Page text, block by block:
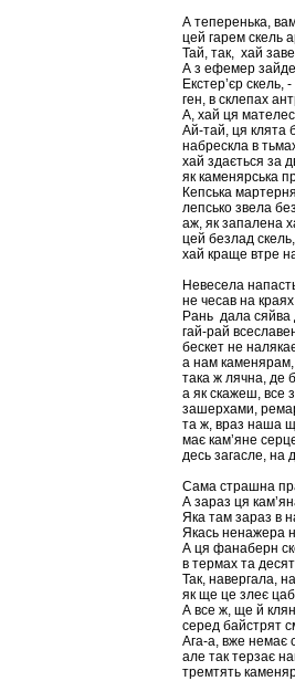
А теперенька,
цей гарем скель
Тай, так, хай
А з ефемер
Екстер’єр скель,
ген, в склепах
А, хай ця
Ай-тай, ця клята
набрескла в
хай здається за
як каменярська
Кепська
лепсько звела
аж, як запалена
цей безлад скель,
хай краще втре
Невесела
не чесав на
Рань дала сяйва
гай-рай
бескет не
а нам
така ж лячна, де
а як скажеш, все
зашерхами,
та ж, враз наша
має кам’яне
десь загасле, на
Сама страшна
А зараз ця
Яка там зараз в
Якась ненажера
А ця фанаберн
в термах та
Так, навергала,
як ще це злеє
А все ж, ще й
серед байстрят
Ага-а, вже немає
але так терзає
тремтять